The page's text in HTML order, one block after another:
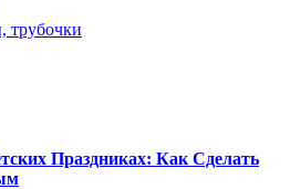
трубочки
Праздниках: Как Сделать